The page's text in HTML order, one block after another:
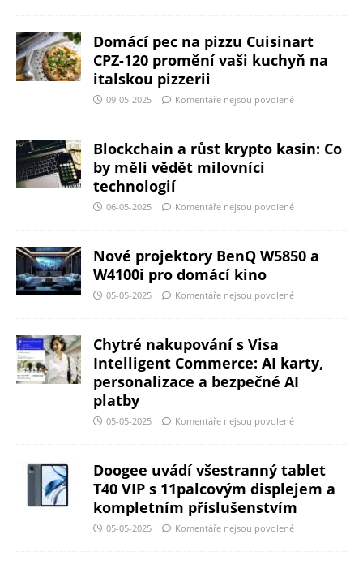
Domácí pec na pizzu Cuisinart
CPZ-120 promění vaši kuchyň na
italskou pizzerii
09-05-2025 Komentáře nejsou povolené
Blockchain a růst krypto kasin: Co
by měli vědět milovníci
technologií
06-05-2025 Komentáře nejsou povolené
Nové projektory BenQ W5850 a
W4100i pro domácí kino
05-05-2025 Komentáře nejsou povolené
Chytré nakupování s Visa
Intelligent Commerce: AI karty,
personalizace a bezpečné AI
platby
05-05-2025 Komentáře nejsou povolené
Doogee uvádí všestranný tablet
T40 VIP s 11palcovým displejem a
kompletním příslušenstvím
05-05-2025 Komentáře nejsou povolené